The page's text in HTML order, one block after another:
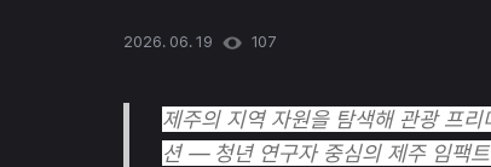
2026. 06. 19 107
제주의 지역 자원을 탐색해 관광 프
션 — 청년 연구자 중심의 제주 임팩